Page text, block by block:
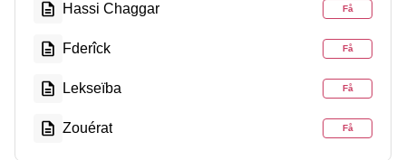
Hassi Chaggar Få
Fderîck Få
Lekseïba Få
Zouérat Få